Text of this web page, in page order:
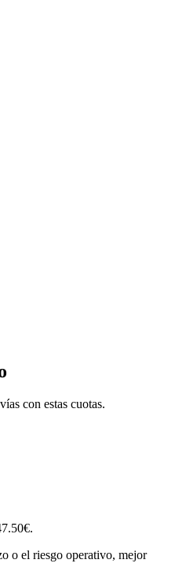
con estas cuotas.
o el riesgo operativo, mejor